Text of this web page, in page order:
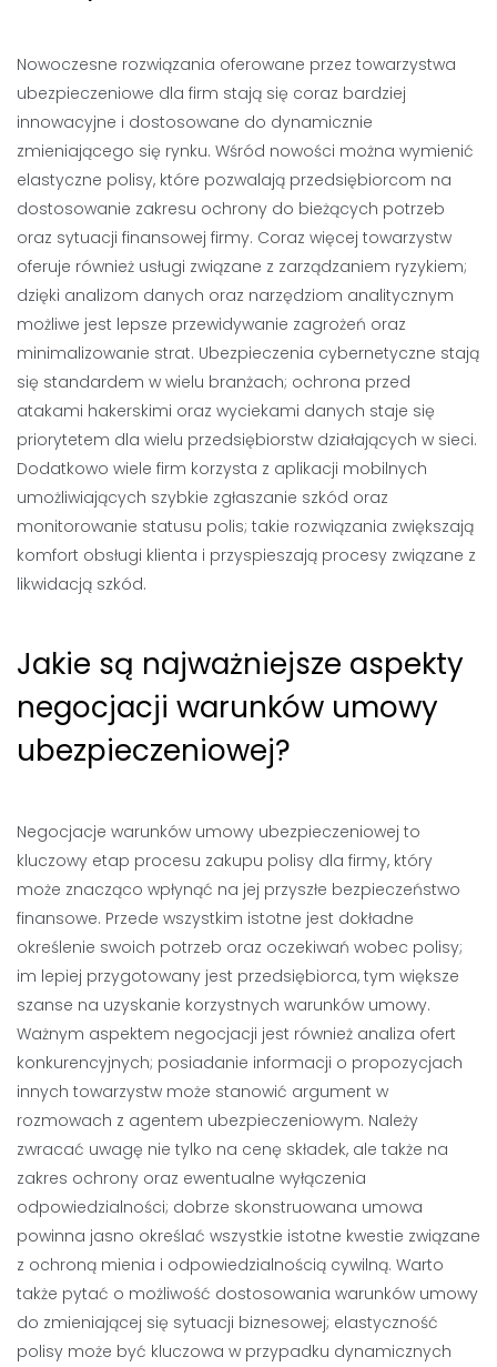
Nowoczesne rozwiązania oferowane przez towarzystwa
ubezpieczeniowe dla firm stają się coraz bardziej
innowacyjne i dostosowane do dynamicznie
zmieniającego się rynku. Wśród nowości można wymienić
elastyczne polisy, które pozwalają przedsiębiorcom na
dostosowanie zakresu ochrony do bieżących potrzeb
oraz sytuacji finansowej firmy. Coraz więcej towarzystw
oferuje również usługi związane z zarządzaniem ryzykiem;
dzięki analizom danych oraz narzędziom analitycznym
możliwe jest lepsze przewidywanie zagrożeń oraz
minimalizowanie strat. Ubezpieczenia cybernetyczne stają
się standardem w wielu branżach; ochrona przed
atakami hakerskimi oraz wyciekami danych staje się
priorytetem dla wielu przedsiębiorstw działających w sieci.
Dodatkowo wiele firm korzysta z aplikacji mobilnych
umożliwiających szybkie zgłaszanie szkód oraz
monitorowanie statusu polis; takie rozwiązania zwiększają
komfort obsługi klienta i przyspieszają procesy związane z
likwidacją szkód.
Jakie są najważniejsze aspekty
negocjacji warunków umowy
ubezpieczeniowej?
Negocjacje warunków umowy ubezpieczeniowej to
kluczowy etap procesu zakupu polisy dla firmy, który
może znacząco wpłynąć na jej przyszłe bezpieczeństwo
finansowe. Przede wszystkim istotne jest dokładne
określenie swoich potrzeb oraz oczekiwań wobec polisy;
im lepiej przygotowany jest przedsiębiorca, tym większe
szanse na uzyskanie korzystnych warunków umowy.
Ważnym aspektem negocjacji jest również analiza ofert
konkurencyjnych; posiadanie informacji o propozycjach
innych towarzystw może stanowić argument w
rozmowach z agentem ubezpieczeniowym. Należy
zwracać uwagę nie tylko na cenę składek, ale także na
zakres ochrony oraz ewentualne wyłączenia
odpowiedzialności; dobrze skonstruowana umowa
powinna jasno określać wszystkie istotne kwestie związane
z ochroną mienia i odpowiedzialnością cywilną. Warto
także pytać o możliwość dostosowania warunków umowy
do zmieniającej się sytuacji biznesowej; elastyczność
polisy może być kluczowa w przypadku dynamicznych